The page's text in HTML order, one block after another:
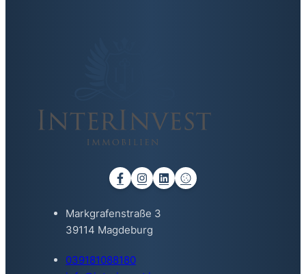
Markgrafenstraße 3
39114 Magdeburg
039181088180